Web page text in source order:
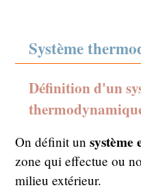
Système
Définition d'un
On définit un
zone qui effectue ou
milieu extérieur.